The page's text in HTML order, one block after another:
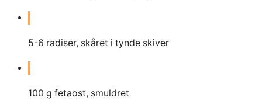
5-6 radiser, skåret i tynde skiver
100 g fetaost, smuldret